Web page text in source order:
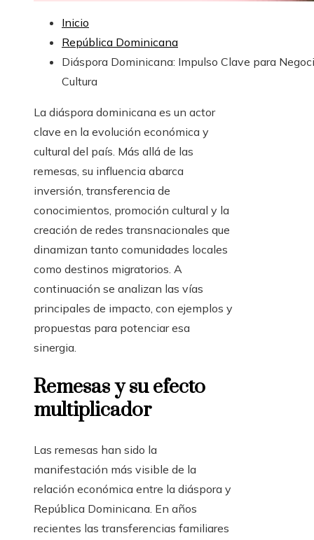
Inicio
República Dominicana
Diáspora Dominicana: Impulso Clave para
Cultura
La diáspora dominicana es un actor
clave en la evolución económica y
cultural del país. Más allá de las
remesas, su influencia abarca
inversión, transferencia de
conocimientos, promoción cultural y la
creación de redes transnacionales que
dinamizan tanto comunidades locales
como destinos migratorios. A
continuación se analizan las vías
principales de impacto, con ejemplos y
propuestas para potenciar esa
sinergia.
Remesas y su efecto
multiplicador
Las remesas han sido la
manifestación más visible de la
relación económica entre la diáspora y
República Dominicana. En años
recientes las transferencias familiares